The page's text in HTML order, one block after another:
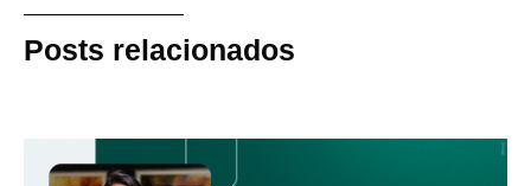
Posts relacionados